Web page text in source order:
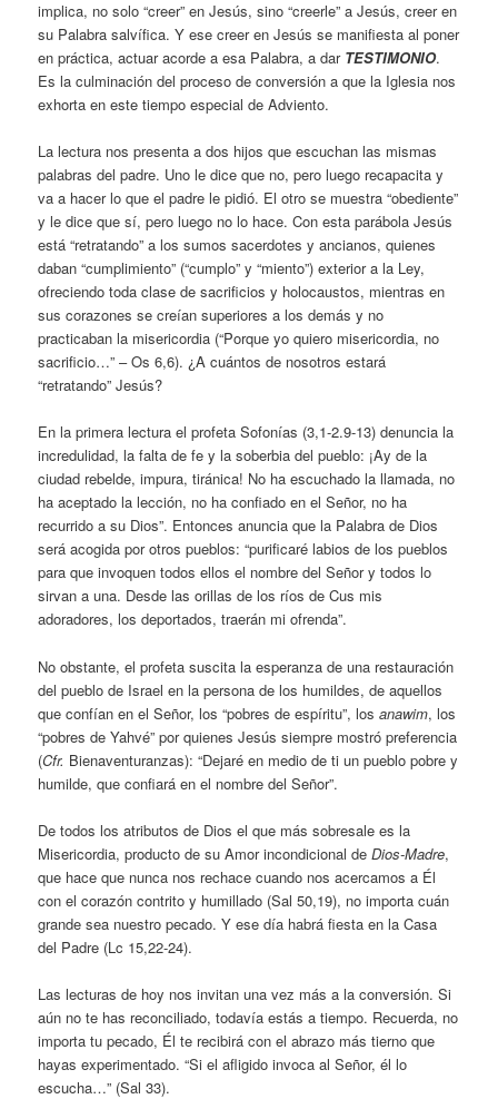
implica, no solo “creer” en Jesús, sino “creerle” a Jesús, creer en
su Palabra salvífica. Y ese creer en Jesús se manifiesta al poner
en práctica, actuar acorde a esa Palabra, a dar TESTIMONIO.
Es la culminación del proceso de conversión a que la Iglesia nos
exhorta en este tiempo especial de Adviento.
La lectura nos presenta a dos hijos que escuchan las mismas
palabras del padre. Uno le dice que no, pero luego recapacita y
va a hacer lo que el padre le pidió. El otro se muestra “obediente”
y le dice que sí, pero luego no lo hace. Con esta parábola Jesús
está “retratando” a los sumos sacerdotes y ancianos, quienes
daban “cumplimiento” (“cumplo” y “miento”) exterior a la Ley,
ofreciendo toda clase de sacrificios y holocaustos, mientras en
sus corazones se creían superiores a los demás y no
practicaban la misericordia (“Porque yo quiero misericordia, no
sacrificio…” – Os 6,6). ¿A cuántos de nosotros estará
“retratando” Jesús?
En la primera lectura el profeta Sofonías (3,1-2.9-13) denuncia la
incredulidad, la falta de fe y la soberbia del pueblo: ¡Ay de la
ciudad rebelde, impura, tiránica! No ha escuchado la llamada, no
ha aceptado la lección, no ha confiado en el Señor, no ha
recurrido a su Dios”. Entonces anuncia que la Palabra de Dios
será acogida por otros pueblos: “purificaré labios de los pueblos
para que invoquen todos ellos el nombre del Señor y todos lo
sirvan a una. Desde las orillas de los ríos de Cus mis
adoradores, los deportados, traerán mi ofrenda”.
No obstante, el profeta suscita la esperanza de una restauración
del pueblo de Israel en la persona de los humildes, de aquellos
que confían en el Señor, los “pobres de espíritu”, losanawim, los
“pobres de Yahvé” por quienes Jesús siempre mostró preferencia
(Cfr. Bienaventuranzas): “Dejaré en medio de ti un pueblo pobre y
humilde, que confiará en el nombre del Señor”.
De todos los atributos de Dios el que más sobresale es la
Misericordia, producto de su Amor incondicional deDios-Madre,
que hace que nunca nos rechace cuando nos acercamos a Él
con el corazón contrito y humillado (Sal 50,19), no importa cuán
grande sea nuestro pecado. Y ese día habrá fiesta en la Casa
del Padre (Lc 15,22-24).
Las lecturas de hoy nos invitan una vez más a la conversión. Si
aún no te has reconciliado, todavía estás a tiempo. Recuerda, no
importa tu pecado, Él te recibirá con el abrazo más tierno que
hayas experimentado. “Si el afligido invoca al Señor, él lo
escucha…” (Sal 33).